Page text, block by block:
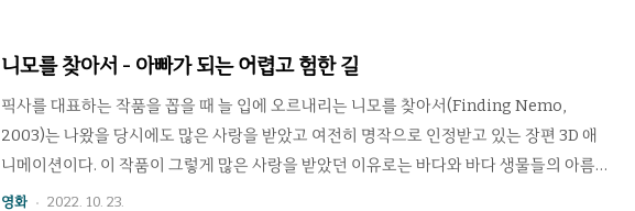
Hedgehog, 2020)이다. 예고편 공개 이후 많은 이들의 질타로 원작에 가깝게 수정한 CG 모
니모를 찾아서 - 아빠가 되는 어렵고 험한 길
픽사를 대표하는 작품을 꼽을 때 늘 입에 오르내리는 니모를 찾아서(Finding Nemo,
2003)는 나왔을 당시에도 많은 사랑을 받았고 여전히 명작으로 인정받고 있는 장편 3D 애
니메이션이다. 이 작품이 그렇게 많은 사랑을 받았던 이유로는 바다와 바다 생물들의 아름답
고 섬세한 표현을 첫번째로 들 수 있겠다. 픽사는 이 영화 한편을 통해 산호초 지역의 아름다
영화 2022. 10. 23.